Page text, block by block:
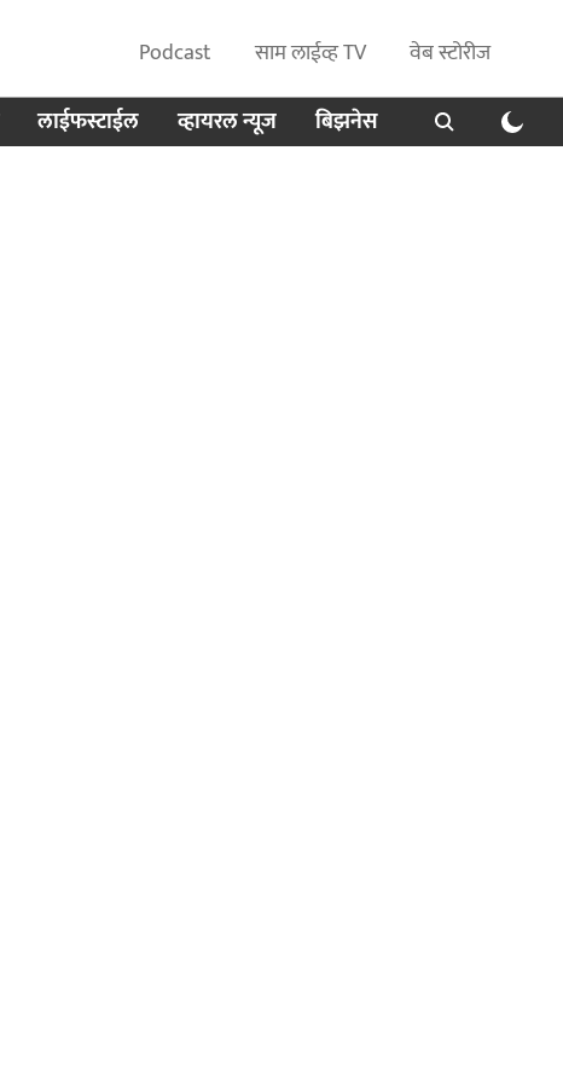
Podcast साम लाईव्ह TV
वेब स्टोरीज
लाईफस्टाईल व्हायरल न्यूज बिझनेस